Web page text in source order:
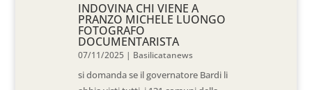
INDOVINA CHI VIENE A
PRANZO MICHELE LUONGO
FOTOGRAFO
DOCUMENTARISTA
07/11/2025 | Basilicatanews
si domanda se il governatore Bardi li